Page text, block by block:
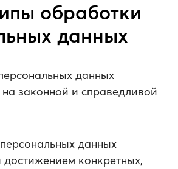
обработки
данных
данных
на законной и справедливой
данных
достижением конкретных,